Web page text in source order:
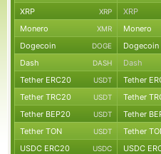
XRP XRP XRP
Monero XMR Monero
Dogecoin DOGE Dogecoin
Dash DASH Dash
Tether ERC20 USDT Tether
Tether TRC20 USDT Tether
Tether BEP20 USDT Tether
Tether TON USDT Tether
USDC ERC20 USDC USDC